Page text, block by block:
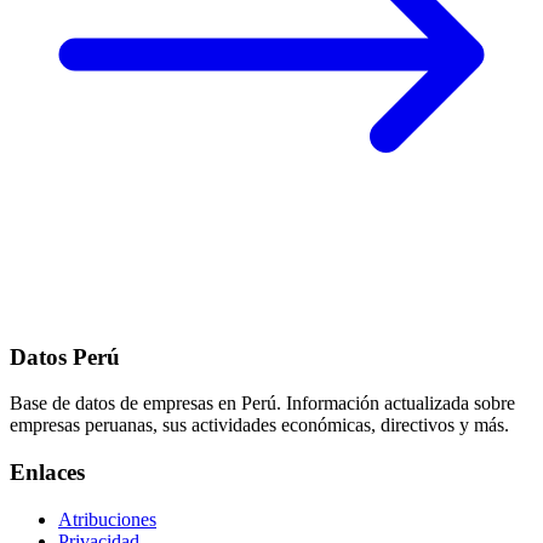
Datos Perú
Base de datos de empresas en Perú. Información actualizada sobre
empresas peruanas, sus actividades económicas, directivos y más.
Enlaces
Atribuciones